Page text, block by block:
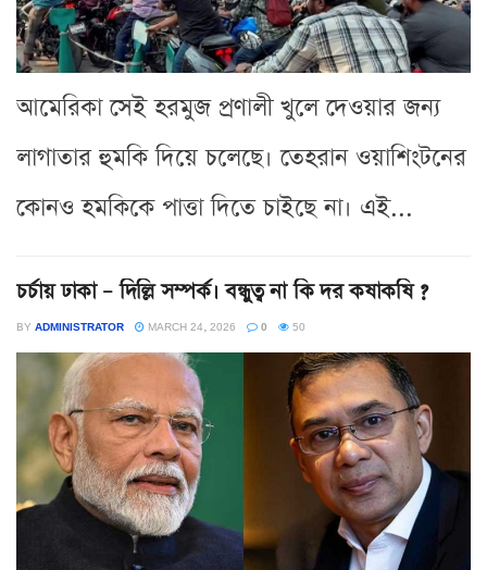
আমেরিকা সেই হরমুজ প্রণালী খুলে দেওয়ার জন্য
লাগাতার হুমকি দিয়ে চলেছে। তেহরান ওয়াশিংটনের
কোনও হমকিকে পাত্তা দিতে চাইছে না। এই...
চর্চায় ঢাকা – দিল্লি সম্পর্ক। বন্ধুত্ব না কি দর কষাকষি ?
BY ADMINISTRATOR MARCH 24, 2026 0 50